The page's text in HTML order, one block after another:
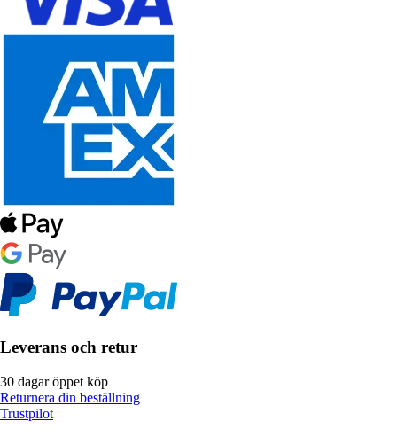
Leverans och retur
30 dagar öppet köp
Returnera din beställning
Trustpilot